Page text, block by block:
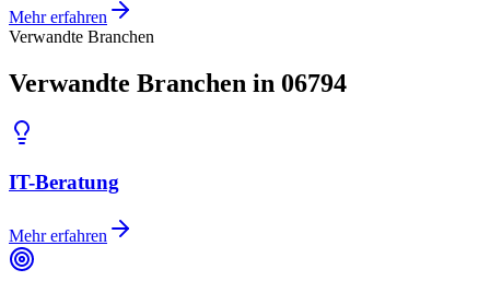
Mehr erfahren
Verwandte Branchen
Verwandte Branchen in 06794
IT-Beratung
Mehr erfahren